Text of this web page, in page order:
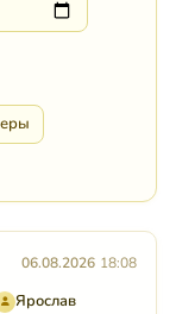
06.08.2026 18:08
Ярослав